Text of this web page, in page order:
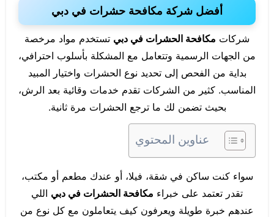
أفضل شركة مكافحة حشرات في دبي
شركات مكافحة الحشرات في دبي تستخدم مواد مرخصة
من الجهات الرسمية وتتعامل مع المشكلة بأسلوب احترافي،
بداية من الفحص إلى تحديد نوع الحشرات واختيار المبيد
المناسب. كثير من الشركات تقدم خدمات وقائية بعد الرش،
بحيث تضمن لك ما ترجع الحشرات مرة ثانية.
عناوين المحتوي
سواء كنت ساكن في شقة، فيلا، أو عندك مطعم أو مكتب،
تقدر تعتمد على خبراء مكافحة الحشرات في دبي اللي
عندهم خبرة طويلة ويعرفون كيف يتعاملون مع كل نوع من